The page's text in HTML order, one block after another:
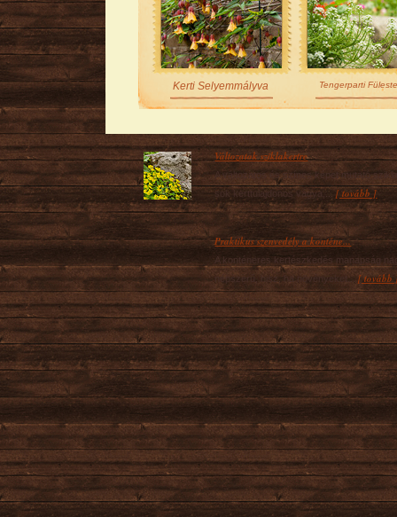
Kerti Selyemmályva Tengerparti
Változatok sziklakertre
A változatos és színes képet mutató
sok kerttulajdonos vágya,...[ tovább ]
Praktikus szenvedély a konténe...
A konténeres kertészkedés manapság
népszerű, hisz, ha növényeket...[ tovább